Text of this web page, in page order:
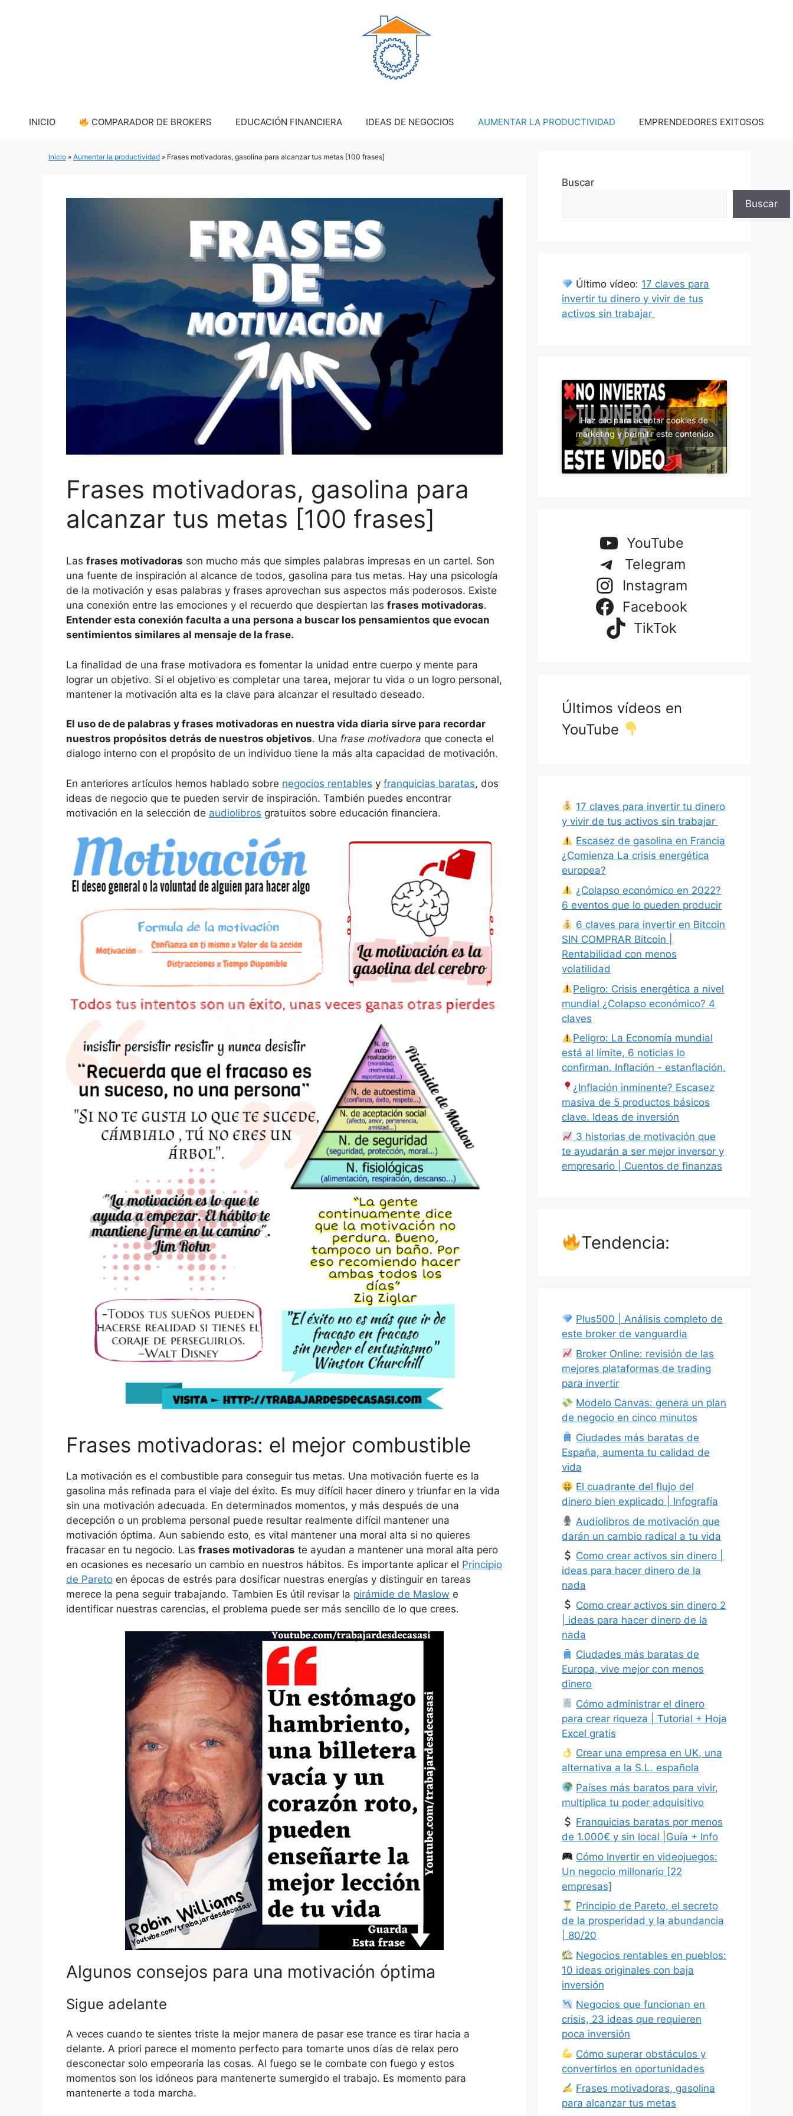
INICIO COMPARADOR DE BROKERS EDUCACIÓN FINANCIERA IDEAS DE NEGOCIOS AUMENTAR LA PRODUCTIVIDAD EMPRENDEDORES EXITOSOS
Inicio » Aumentar la productividad » Frases motivadoras, gasolina para alcanzar tus metas [100 frases]
Frases motivadoras, gasolina para
alcanzar tus metas [100 frases]
Las frases motivadoras son mucho más que simples palabras impresas en un cartel. Son
una fuente de inspiración al alcance de todos, gasolina para tus metas. Hay una psicología
de la motivación y esas palabras y frases aprovechan sus aspectos más poderosos. Existe
una conexión entre las emociones y el recuerdo que despiertan las frases motivadoras.
Entender esta conexión faculta a una persona a buscar los pensamientos que evocan
sentimientos similares al mensaje de la frase.
La finalidad de una frase motivadora es fomentar la unidad entre cuerpo y mente para
lograr un objetivo. Si el objetivo es completar una tarea, mejorar tu vida o un logro personal,
mantener la motivación alta es la clave para alcanzar el resultado deseado.
El uso de de palabras y frases motivadoras en nuestra vida diaria sirve para recordar
nuestros propósitos detrás de nuestros objetivos. Una frase motivadora que conecta el
dialogo interno con el propósito de un individuo tiene la más alta capacidad de motivación.
En anteriores artículos hemos hablado sobre negocios rentables y franquicias baratas, dos
ideas de negocio que te pueden servir de inspiración. También puedes encontrar
motivación en la selección de audiolibros gratuitos sobre educación financiera.
Frases motivadoras: el mejor combustible
La motivación es el combustible para conseguir tus metas. Una motivación fuerte es la
gasolina más refinada para el viaje del éxito. Es muy difícil hacer dinero y triunfar en la vida
sin una motivación adecuada. En determinados momentos, y más después de una
decepción o un problema personal puede resultar realmente difícil mantener una
motivación óptima. Aun sabiendo esto, es vital mantener una moral alta si no quieres
fracasar en tu negocio. Las frases motivadoras te ayudan a mantener una moral alta pero
en ocasiones es necesario un cambio en nuestros hábitos. Es importante aplicar el Principio
de Pareto en épocas de estrés para dosificar nuestras energías y distinguir en tareas
merece la pena seguir trabajando. Tambien Es útil revisar la pirámide de Maslow e
identificar nuestras carencias, el problema puede ser más sencillo de lo que crees.
Algunos consejos para una motivación óptima
Sigue adelante
A veces cuando te sientes triste la mejor manera de pasar ese trance es tirar hacia a
delante. A priori parece el momento perfecto para tomarte unos días de relax pero
desconectar solo empeoraría las cosas. Al fuego se le combate con fuego y estos
momentos son los idóneos para mantenerte sumergido el trabajo. Es momento para
mantenerte a toda marcha.
Buscar
Buscar
Último vídeo: 17 claves para
invertir tu dinero y vivir de tus
activos sin trabajar
Haz clic para aceptar cookies de
marketing y permitir este contenido
YouTube
Telegram
Instagram
Facebook
TikTok
Últimos vídeos en
YouTube
17 claves para invertir tu dinero
y vivir de tus activos sin trabajar
Escasez de gasolina en Francia
¿Comienza La crisis energética
europea?
¿Colapso económico en 2022?
6 eventos que lo pueden producir
6 claves para invertir en Bitcoin
SIN COMPRAR Bitcoin |
Rentabilidad con menos
volatilidad
Peligro: Crisis energética a nivel
mundial ¿Colapso económico? 4
claves
Peligro: La Economía mundial
está al límite, 6 noticias lo
confirman. Inflación - estanflación.
¿Inflación inminente? Escasez
masiva de 5 productos básicos
clave. Ideas de inversión
3 historias de motivación que
te ayudarán a ser mejor inversor y
empresario | Cuentos de finanzas
Tendencia:
Plus500 | Análisis completo de
este broker de vanguardia
Broker Online: revisión de las
mejores plataformas de trading
para invertir
Modelo Canvas: genera un plan
de negocio en cinco minutos
Ciudades más baratas de
España, aumenta tu calidad de
vida
El cuadrante del flujo del
dinero bien explicado | Infografía
Audiolibros de motivación que
darán un cambio radical a tu vida
Como crear activos sin dinero |
ideas para hacer dinero de la
nada
Como crear activos sin dinero 2
| ideas para hacer dinero de la
nada
Ciudades más baratas de
Europa, vive mejor con menos
dinero
Cómo administrar el dinero
para crear riqueza | Tutorial + Hoja
Excel gratis
Crear una empresa en UK, una
alternativa a la S.L. española
Países más baratos para vivir,
multiplica tu poder adquisitivo
Franquicias baratas por menos
de 1.000€ y sin local |Guía + Info
Cómo Invertir en videojuegos:
Un negocio millonario [22
empresas]
Principio de Pareto, el secreto
de la prosperidad y la abundancia
| 80/20
Negocios rentables en pueblos:
10 ideas originales con baja
inversión
Negocios que funcionan en
crisis, 23 ideas que requieren
poca inversión
Cómo superar obstáculos y
convertirlos en oportunidades
Frases motivadoras, gasolina
para alcanzar tus metas